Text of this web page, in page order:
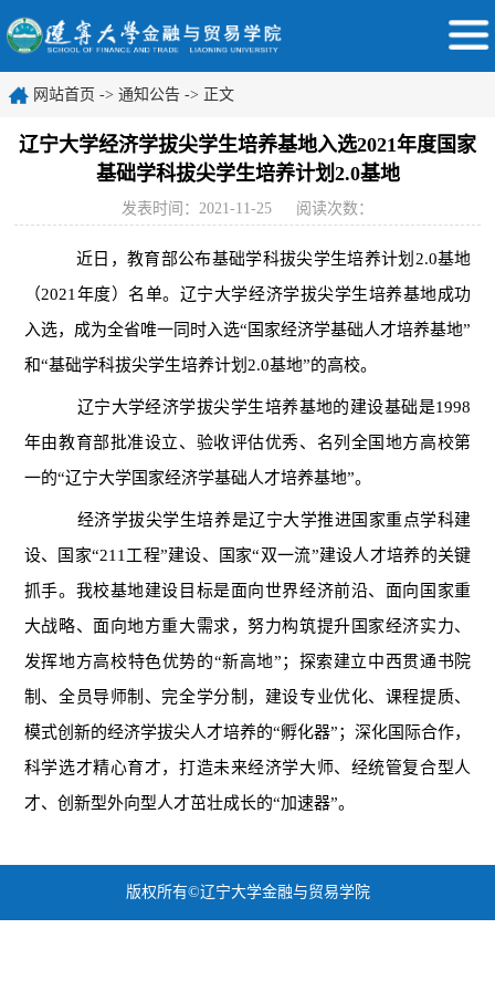
网站首页 -> 通知公告 -> 正文
辽宁大学经济学拔尖学生培养基地入选2021年度国家
基础学科拔尖学生培养计划2.0基地
发表时间：2021-11-25 阅读次数：
近日，教育部公布基础学科拔尖学生培养计划2.0基地
（2021年度）名单。辽宁大学经济学拔尖学生培养基地成功
入选，成为全省唯一同时入选“国家经济学基础人才培养基地”
和“基础学科拔尖学生培养计划2.0基地”的高校。
辽宁大学经济学拔尖学生培养基地的建设基础是1998
年由教育部批准设立、验收评估优秀、名列全国地方高校第
一的“辽宁大学国家经济学基础人才培养基地”。
经济学拔尖学生培养是辽宁大学推进国家重点学科建
设、国家“211工程”建设、国家“双一流”建设人才培养的关键
抓手。我校基地建设目标是面向世界经济前沿、面向国家重
大战略、面向地方重大需求，努力构筑提升国家经济实力、
发挥地方高校特色优势的“新高地”；探索建立中西贯通书院
制、全员导师制、完全学分制，建设专业优化、课程提质、
模式创新的经济学拔尖人才培养的“孵化器”；深化国际合作，
科学选才精心育才，打造未来经济学大师、经统管复合型人
才、创新型外向型人才茁壮成长的“加速器”。
版权所有©辽宁大学金融与贸易学院